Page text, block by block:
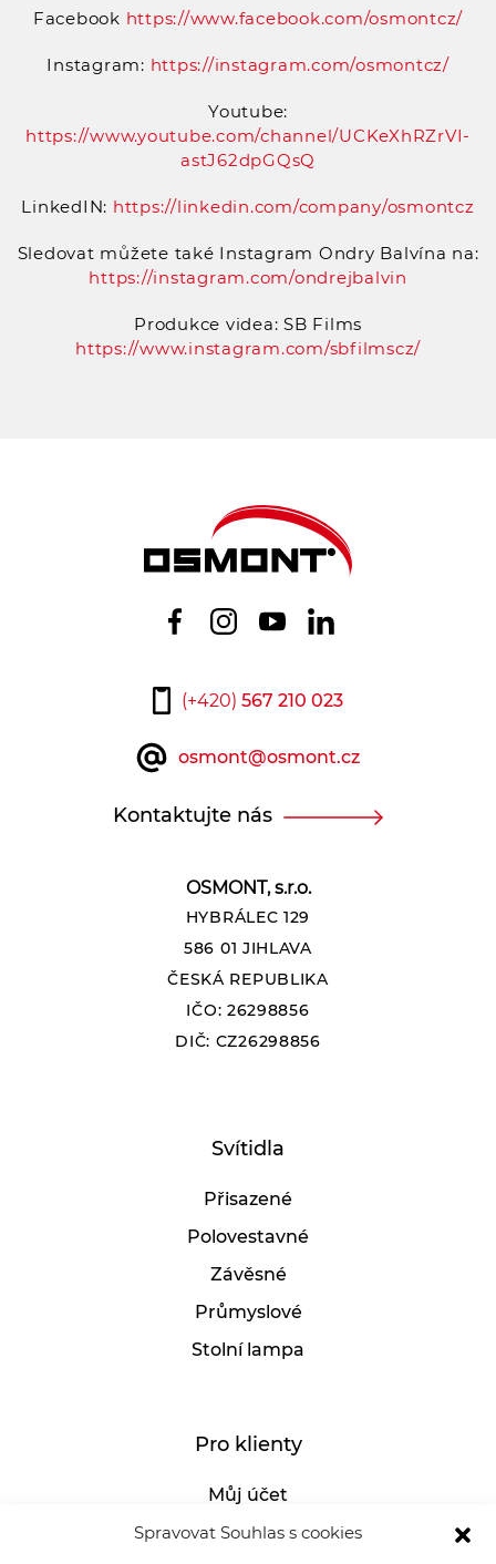
Spravovat Souhlas s cookies
Facebook https://www.facebook.com/osmontcz/
Instagram: https://instagram.com/osmontcz/
Youtube:
https://www.youtube.com/channel/UCKeXhRZrVI-
astJ62dpGQsQ
LinkedIN: https://linkedin.com/company/osmontcz
Sledovat můžete také Instagram Ondry Balvína na:
https://instagram.com/ondrejbalvin
Produkce videa: SB Films
https://www.instagram.com/sbfilmscz/
OSMONT, s.r.o.
HYBRÁLEC 129
586 01 JIHLAVA
ČESKÁ REPUBLIKA
IČO: 26298856
DIČ: CZ26298856
Svítidla
Přisazené
Polovestavné
Závěsné
Průmyslové
Stolní lampa
Pro klienty
Můj účet
GDPR
(+420) 567 210 023
osmont@osmont.cz
Kontaktujte nás